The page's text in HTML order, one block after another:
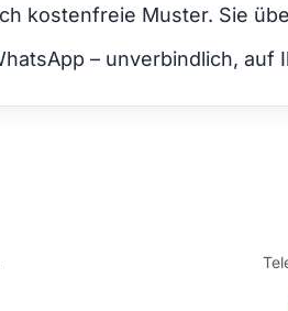
kostenfreie Muster. Sie
– unverbindlich, auf